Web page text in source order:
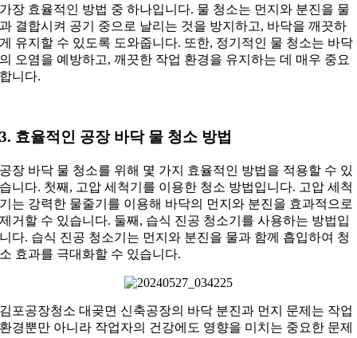
가장 효율적인 방법 중 하나입니다. 물 청소는 먼지와 분진을 물
과 결합시켜 공기 중으로 날리는 것을 방지하고, 바닥을 깨끗하
게 유지할 수 있도록 도와줍니다. 또한, 정기적인 물 청소는 바닥
의 오염을 예방하고, 깨끗한 작업 환경을 유지하는 데 매우 중요
합니다.
3. 효율적인 공장 바닥 물 청소 방법
공장 바닥 물 청소를 위해 몇 가지 효율적인 방법을 적용할 수 있
습니다. 첫째, 고압 세척기를 이용한 청소 방법입니다. 고압 세척
기는 강력한 물줄기를 이용해 바닥의 먼지와 분진을 효과적으로
제거할 수 있습니다. 둘째, 습식 진공 청소기를 사용하는 방법입
니다. 습식 진공 청소기는 먼지와 분진을 물과 함께 흡입하여 청
소 효과를 극대화할 수 있습니다.
김포공장청소 대곶면 신축공장의 바닥 분진과 먼지 문제는 작업
환경뿐만 아니라 작업자의 건강에도 영향을 미치는 중요한 문제